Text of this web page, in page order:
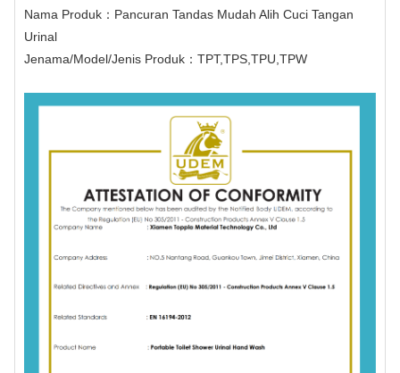
Nama Produk： Pancuran Tandas Mudah Alih Cuci Tangan
Urinal
Jenama/Model/Jenis Produk：TPT,TPS,TPU,TPW